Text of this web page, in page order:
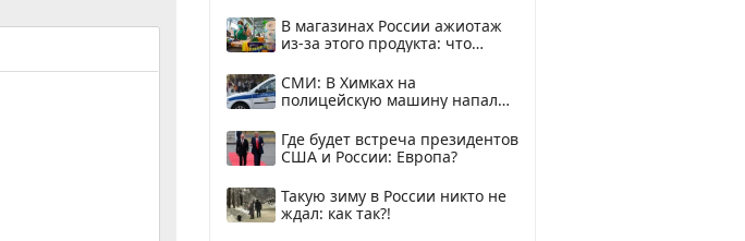
В магазинах России ажиотаж
из-за этого продукта: что
СМИ: В Химках на
полицейскую машину напали
Где будет встреча президентов
США и России: Европа?
Такую зиму в России никто не
ждал: как так?!